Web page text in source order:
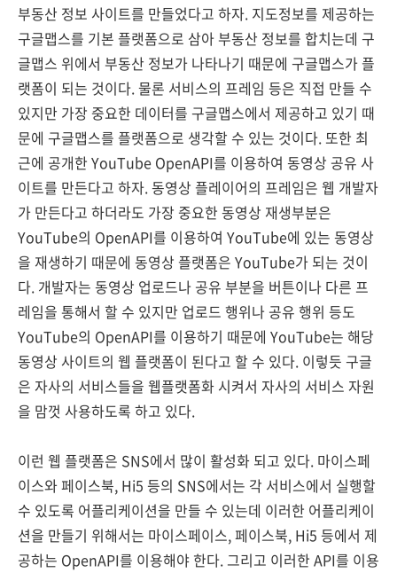
부동산 정보 사이트를 만들었다고 하자. 지도정보를 제공하는
구글맵스를 기본 플랫폼으로 삼아 부동산 정보를 합치는데 구
글맵스 위에서 부동산 정보가 나타나기 때문에 구글맵스가 플
랫폼이 되는 것이다. 물론 서비스의 프레임 등은 직접 만들 수
있지만 가장 중요한 데이터를 구글맵스에서 제공하고 있기 때
문에 구글맵스를 플랫폼으로 생각할 수 있는 것이다. 또한 최
근에 공개한 YouTube OpenAPI를 이용하여 동영상 공유 사
이트를 만든다고 하자. 동영상 플레이어의 프레임은 웹 개발자
가 만든다고 하더라도 가장 중요한 동영상 재생부분은
YouTube의 OpenAPI를 이용하여 YouTube에 있는 동영상
을 재생하기 때문에 동영상 플랫폼은 YouTube가 되는 것이
다. 개발자는 동영상 업로드나 공유 부분을 버튼이나 다른 프
레임을 통해서 할 수 있지만 업로드 행위나 공유 행위 등도
YouTube의 OpenAPI를 이용하기 때문에 YouTube는 해당
동영상 사이트의 웹 플랫폼이 된다고 할 수 있다. 이렇듯 구글
은 자사의 서비스들을 웹플랫폼화 시켜서 자사의 서비스 자원
을 맘껏 사용하도록 하고 있다.
이런 웹 플랫폼은 SNS에서 많이 활성화 되고 있다. 마이스페
이스와 페이스북, Hi5 등의 SNS에서는 각 서비스에서 실행할
수 있도록 어플리케이션을 만들 수 있는데 이러한 어플리케이
션을 만들기 위해서는 마이스페이스, 페이스북, Hi5 등에서 제
공하는 OpenAPI를 이용해야 한다. 그리고 이러한 API를 이용